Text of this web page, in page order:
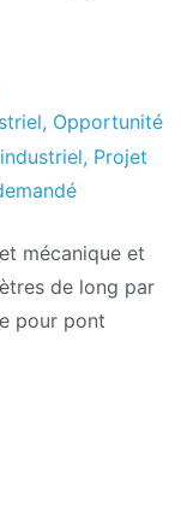
, Opportunité
, Projet
mécanique et
de long par
pour pont